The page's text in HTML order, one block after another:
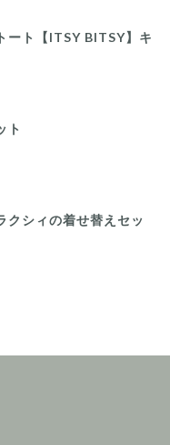
ート【ITSY BITSY】キ
ト
クシィの着せ替えセッ